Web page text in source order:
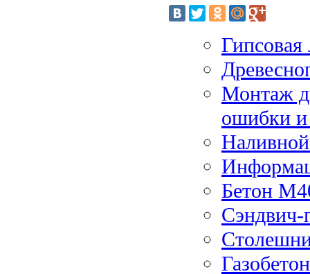
Монтаж
ошибки и
Бетон
Сэндвич-